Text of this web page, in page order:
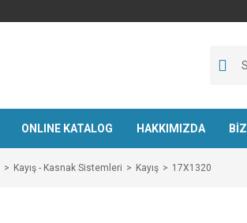
ONLINE KATALOG HAKKIMIZDA
Kayış - Kasnak Sistemleri Kayış 17X1320